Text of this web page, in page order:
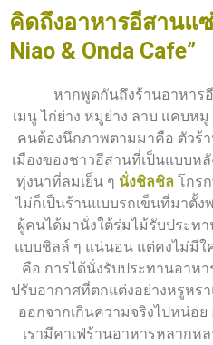
คิดถึงอาหารอีสานแ
Niao & Onda Cafe”
หากพูดกันถึงร้านอาหารอีส
เมนู ไก่ย่าง หมูย่าง ลาบ แคบห
คนต้องนึกภาพตามมาคือ ตัวร้
เมืองของชาวอีสานที่เป็นแบบห
ทุ่งนาที่ลมเย็น ๆ นั่งชิลชิล โกร
ไม่ก็เป็นร้านแบบรถเข็นที่มาตั้ง
ผู้คนได้มานั่งใต้ร่มไม้รับประท
แบบชิลล์ ๆ แน่นอน แต่คงไม่มี
คือ การได้นั่งรับประทานอาห
ปรับอากาศที่ตกแต่งอย่างหรูห
ออกจากเกินความจริงไปหน่อย
เรามีคาเฟ่ร้านอาหารหลากห